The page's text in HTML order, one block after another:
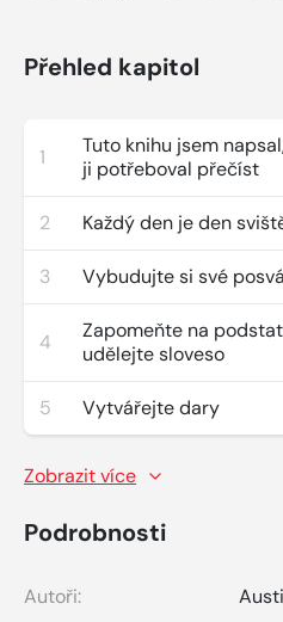
Přehled kapitol
1
Tuto knihu jsem
ji potřeboval přečíst
2 Každý den je den
3 Vybudujte si své
4
Zapomeňte na
udělejte sloveso
5 Vytvářejte dary
Zobrazit více
Podrobnosti
Autoři: